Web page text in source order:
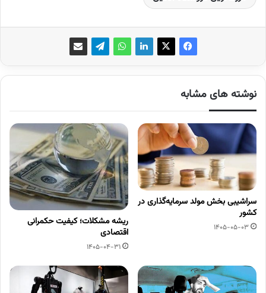
نوشته های مشابه
سراشیبی بخش مولد سرمایه‌گذاری در
کشور
1405-05-03
ریشه مشکلات؛ کیفیت حکمرانی
اقتصادی
1405-04-31